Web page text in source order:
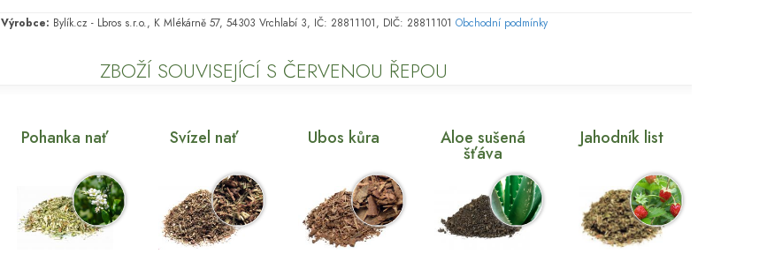
Výrobce: Bylík.cz - Lbros s.r.o., K Mlékárně 57, 54303 Vrchlabí 3, IČ: 28811101, DIČ: 28811101 Obchodní podmínky
ZBOŽÍ SOUVISEJÍCÍ S ČERVENOU ŘEPOU
Pohanka nať Svízel nať Ubos kůra Aloe sušená
šťáva
Jahodník list